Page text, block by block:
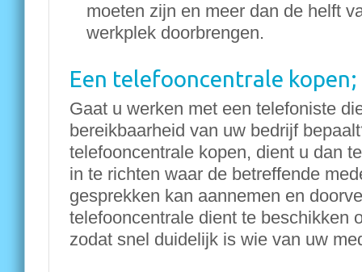
moeten zijn en meer dan de helft
werkplek doorbrengen.
Een telefooncentrale kopen;
Gaat u werken met een telefoniste
bereikbaarheid van uw bedrijf
telefooncentrale kopen, dient u dan
in te richten waar de betreffende
gesprekken kan aannemen en
telefooncentrale dient te beschikken
zodat snel duidelijk is wie van uw